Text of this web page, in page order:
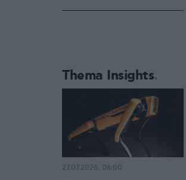
Thema Insights
27.07.2026, 06:00